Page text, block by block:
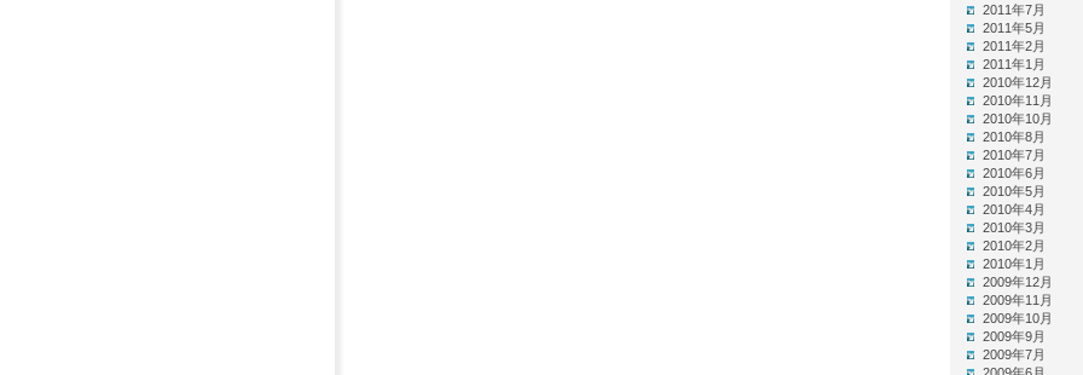
2011年7月
2011年5月
2011年2月
2011年1月
2010年12月
2010年11月
2010年10月
2010年8月
2010年7月
2010年6月
2010年5月
2010年4月
2010年3月
2010年2月
2010年1月
2009年12月
2009年11月
2009年10月
2009年9月
2009年7月